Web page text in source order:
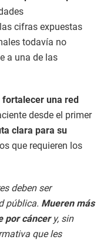
cifras expuestas
todavía no
a una de las
fortalecer una red
desde el primer
clara para su
que requieren los
deben ser
pública. Mueren más
por cáncery, sin
que les